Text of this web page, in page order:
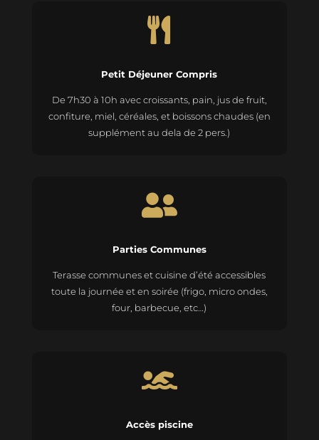

Petit Déjeuner Compris
De 7h30 à 10h avec croissants, pain, jus de fruit,
confiture, miel, céréales, et boissons chaudes (en
supplément au dela de 2 pers.)

Parties Communes
Terasse communes et cuisine d’étéaccessibles
toute la journée et en soirée (frigo, micro ondes,
four, barbecue, etc…)

Accès piscine